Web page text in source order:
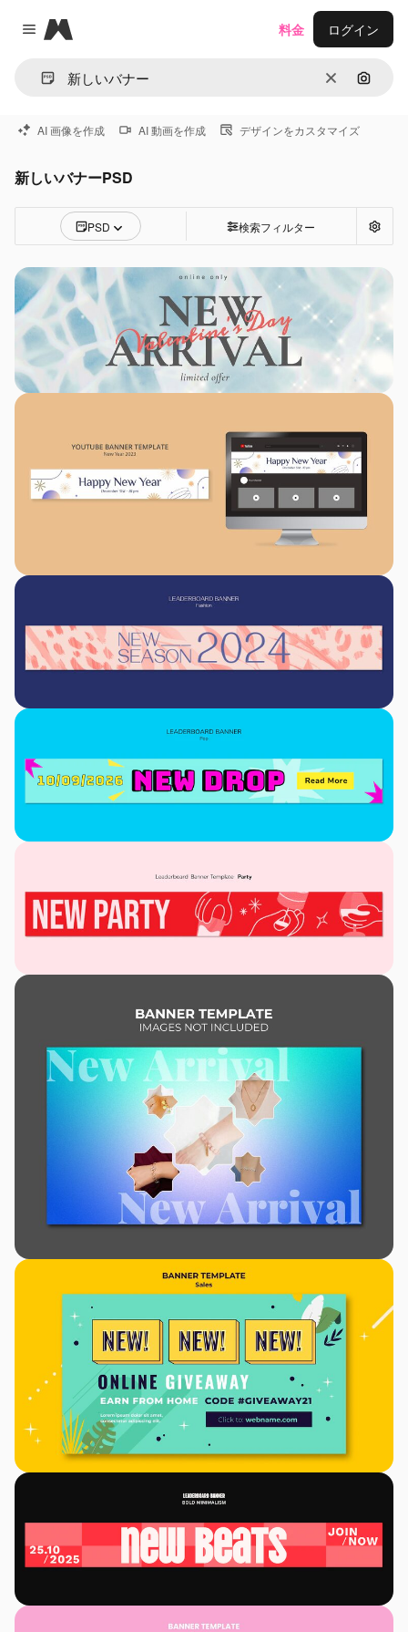
Close menu
Magnific
消去 画像で
料金 ログイン
AI 画像を作成 AI 動画を作成 デザインをカスタマイズ
新しいバナーPSD
PSD 検索フィルター